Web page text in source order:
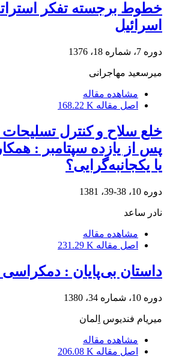
خطوط‌ برجسته‌ تفکر
اسرائیل‌
دوره 7، شماره 18، 1376
میرسعید مهاجرانی‌
مشاهده مقاله
اصل مقاله 168.22 K
خلع‌ سلاح‌ و کنترل‌
پس‌ از یازده‌ سپتامبر :
یا یکجانبه‌گرایی‌؟
دوره 10، 38-39، 1381
نادر ساعد
مشاهده مقاله
اصل مقاله 231.29 K
داستان‌ بی‌پایان‌ :
دوره 10، شماره 34، 1380
میریام‌ فندیوس‌ اِلمان‌
مشاهده مقاله
اصل مقاله 206.08 K